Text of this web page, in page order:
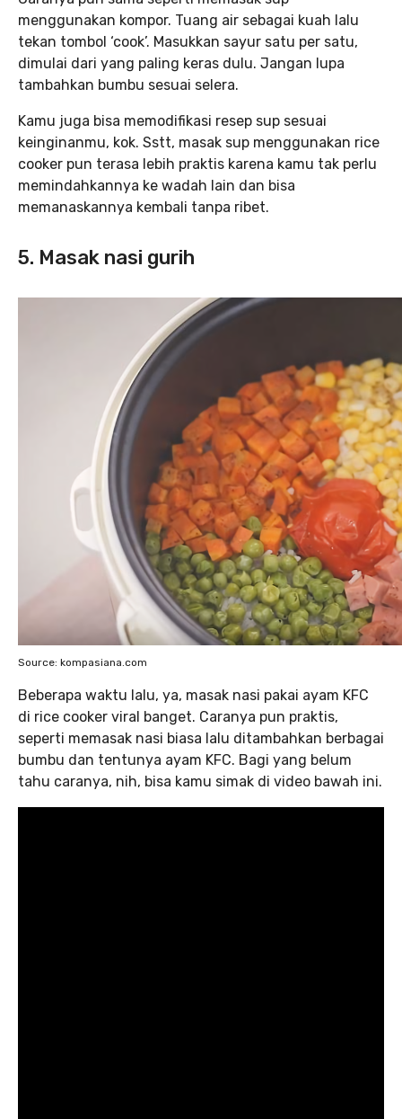
menggunakan kompor. Tuang air sebagai kuah lalu
tekan tombol ‘cook’. Masukkan sayur satu per satu,
dimulai dari yang paling keras dulu. Jangan lupa
tambahkan bumbu sesuai selera.
Kamu juga bisa memodifikasi resep sup sesuai
keinginanmu, kok. Sstt, masak sup menggunakan rice
cooker pun terasa lebih praktis karena kamu tak perlu
memindahkannya ke wadah lain dan bisa
memanaskannya kembali tanpa ribet.
5. Masak nasi gurih
Source: kompasiana.com
Beberapa waktu lalu, ya, masak nasi pakai ayam KFC
di rice cooker viral banget. Caranya pun praktis,
seperti memasak nasi biasa lalu ditambahkan berbagai
bumbu dan tentunya ayam KFC. Bagi yang belum
tahu caranya, nih, bisa kamu simak di video bawah ini.